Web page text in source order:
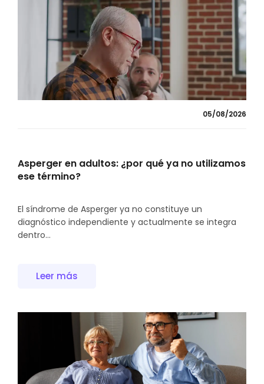
05/08/2026
Asperger en adultos: ¿por qué ya no utilizamos
ese término?
El síndrome de Asperger ya no constituye un
diagnóstico independiente y actualmente se integra
dentro...
Leer más